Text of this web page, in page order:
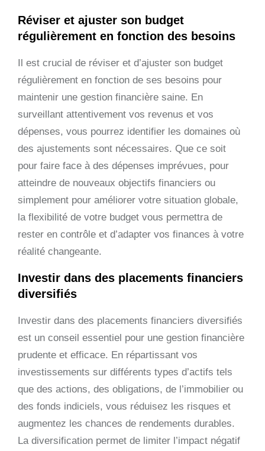
Réviser et ajuster son budget
régulièrement en fonction des besoins
Il est crucial de réviser et d’ajuster son budget
régulièrement en fonction de ses besoins pour
maintenir une gestion financière saine. En
surveillant attentivement vos revenus et vos
dépenses, vous pourrez identifier les domaines où
des ajustements sont nécessaires. Que ce soit
pour faire face à des dépenses imprévues, pour
atteindre de nouveaux objectifs financiers ou
simplement pour améliorer votre situation globale,
la flexibilité de votre budget vous permettra de
rester en contrôle et d’adapter vos finances à votre
réalité changeante.
Investir dans des placements financiers
diversifiés
Investir dans des placements financiers diversifiés
est un conseil essentiel pour une gestion financière
prudente et efficace. En répartissant vos
investissements sur différents types d’actifs tels
que des actions, des obligations, de l’immobilier ou
des fonds indiciels, vous réduisez les risques et
augmentez les chances de rendements durables.
La diversification permet de limiter l’impact négatif